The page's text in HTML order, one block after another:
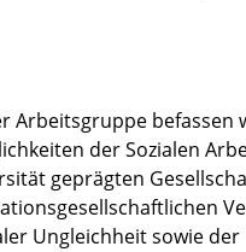
Arbeitsgruppe
der Sozialen
geprägten
Ungleichheit sowie